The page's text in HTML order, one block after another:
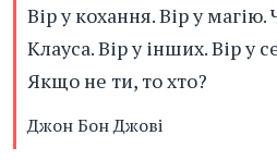
Вір у кохання. Вір у магію.
Клауса. Вір у інших. Вір у
Якщо не ти, то хто?
Джон Бон Джові